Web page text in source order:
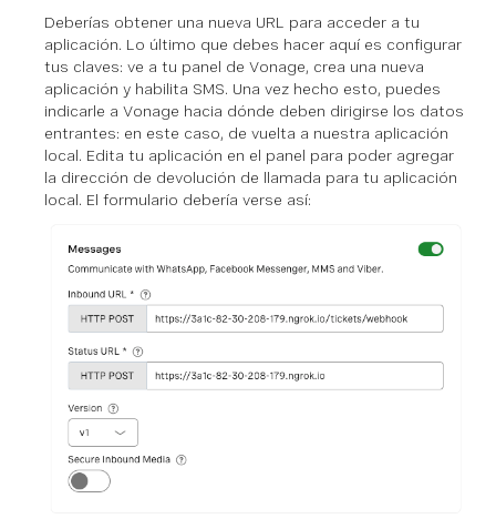
Deberías obtener una nueva URL para acceder a tu
aplicación. Lo último que debes hacer aquí es configurar
tus claves: ve a tu panel de Vonage, crea una nueva
aplicación y habilita SMS. Una vez hecho esto, puedes
indicarle a Vonage hacia dónde deben dirigirse los datos
entrantes: en este caso, de vuelta a nuestra aplicación
local. Edita tu aplicación en el panel para poder agregar
la dirección de devolución de llamada para tu aplicación
local. El formulario debería verse así: